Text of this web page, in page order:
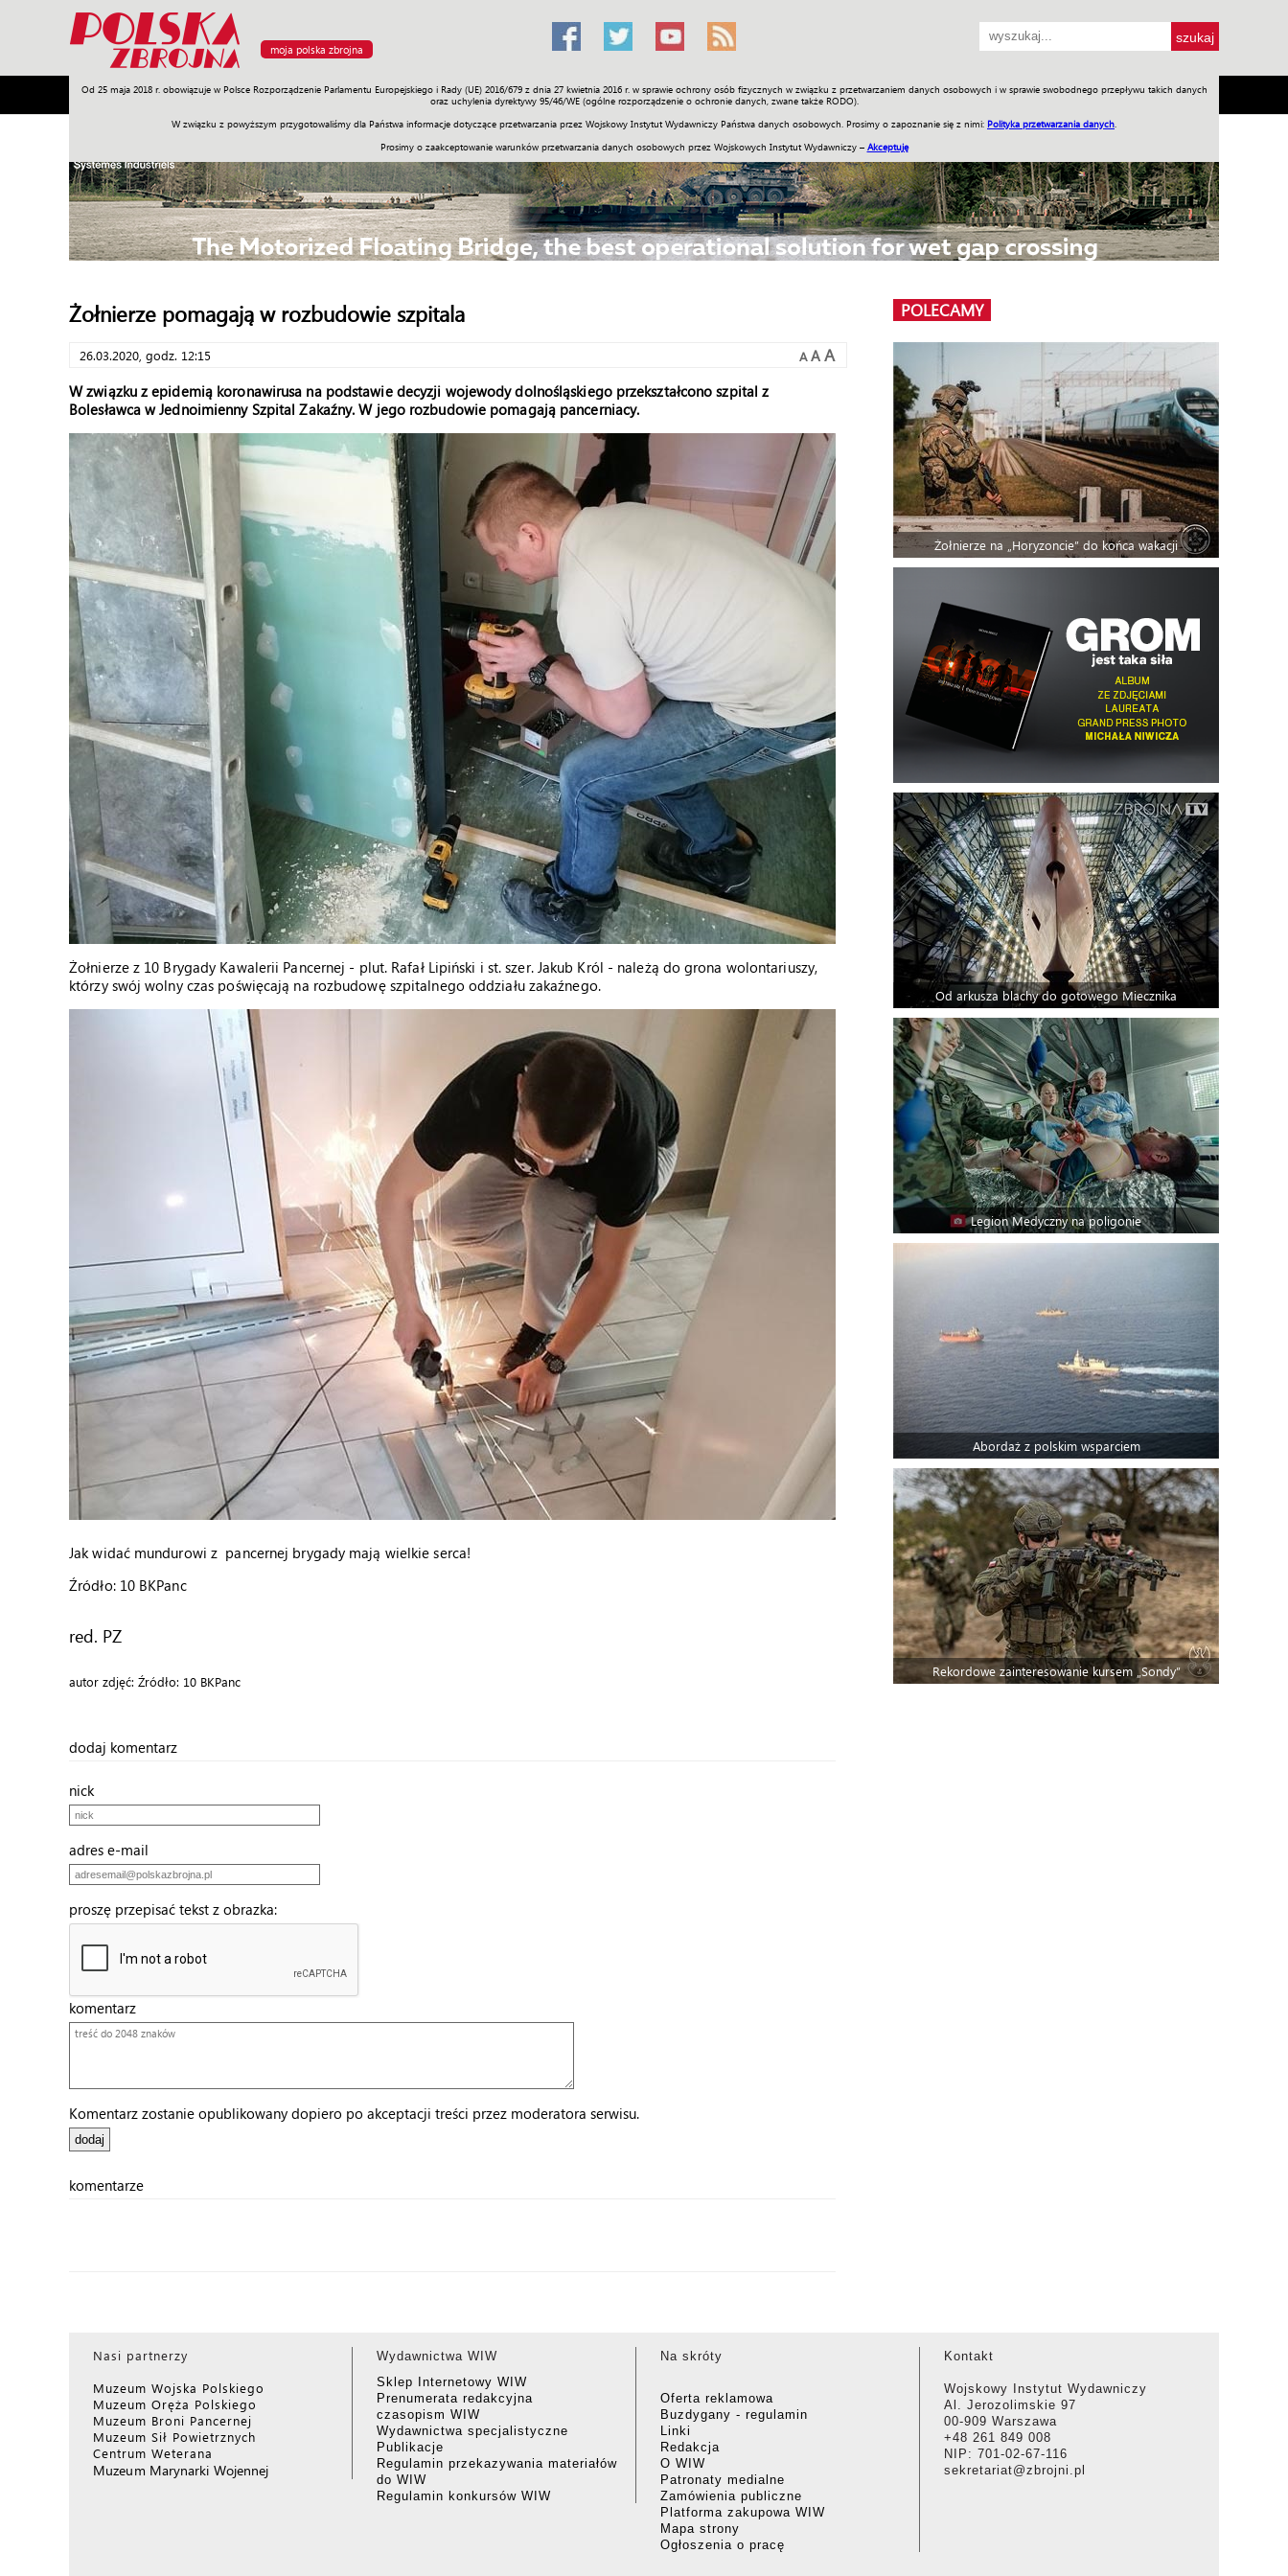
moja polska zbrojna
Od 25 maja 2018 r. obowiązuje w Polsce Rozporządzenie Parlamentu Europejskiego i Rady (UE) 2016/679 z dnia 27 kwietnia 2016 r. w sprawie ochrony osób fizycznych w związku z przetwarzaniem danych osobowych i w sprawie swobodnego przepływu takich danych
oraz uchylenia dyrektywy 95/46/WE (ogólne rozporządzenie o ochronie danych, zwane także RODO).
W związku z powyższym przygotowaliśmy dla Państwa informacje dotyczące przetwarzania przez Wojskowy Instytut Wydawniczy Państwa danych osobowych. Prosimy o zapoznanie się z nimi: Polityka przetwarzania danych
Prosimy o zaakceptowanie warunków przetwarzania danych osobowych przez Wojskowych Instytut Wydawniczy – Akceptuję
Armia Poligon Sprzęt Misje Polityka Prawo Świat Społeczność Sport Historia Galerie Wideo ENGLISH SKLEP Jednodniówki Praca w WIW
Żołnierze pomagają w rozbudowie szpitala
26.03.2020, godz. 12:15 A A A
W związku z epidemią koronawirusa na podstawie decyzji wojewody dolnośląskiego przekształcono szpital z
Bolesławca w Jednoimienny Szpital Zakaźny. W jego rozbudowie pomagają pancerniacy.
Żołnierze z 10 Brygady Kawalerii Pancernej - plut. Rafał Lipiński i st. szer. Jakub Król - należą do grona wolontariuszy,
którzy swój wolny czas poświęcają na rozbudowę szpitalnego oddziału zakaźnego.
Jak widać mundurowi z pancernej brygady mają wielkie serca!
Źródło: 10 BKPanc
red. PZ
autor zdjęć: Źródło: 10 BKPanc
dodaj komentarz
nick
adres e-mail
proszę przepisać tekst z obrazka:
komentarz
Komentarz zostanie opublikowany dopiero po akceptacji treści przez moderatora serwisu.
komentarze
POLECAMY
Żołnierze na „Horyzoncie” do końca wakacji
Od arkusza blachy do gotowego Miecznika
Legion Medyczny na poligonie
Abordaż z polskim wsparciem
Rekordowe zainteresowanie kursem „Sondy”
Nasi partnerzy
Muzeum Wojska Polskiego
Muzeum Oręża Polskiego
Muzeum Broni Pancernej
Muzeum Sił Powietrznych
Centrum Weterana
Muzeum Marynarki Wojennej
Wydawnictwa WIW
Sklep Internetowy WIW
Prenumerata redakcyjna
czasopism WIW
Wydawnictwa specjalistyczne
Publikacje
Regulamin przekazywania materiałów
do WIW
Regulamin konkursów WIW
Na skróty
Oferta reklamowa
Buzdygany - regulamin
Linki
Redakcja
O WIW
Patronaty medialne
Zamówienia publiczne
Platforma zakupowa WIW
Mapa strony
Ogłoszenia o pracę
Kontakt
Wojskowy Instytut Wydawniczy
Al. Jerozolimskie 97
00-909 Warszawa
+48 261 849 008
NIP: 701-02-67-116
sekretariat@zbrojni.pl